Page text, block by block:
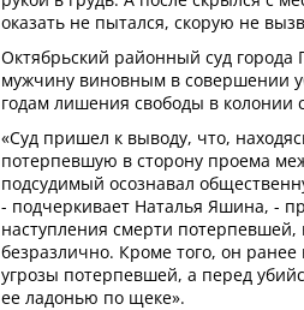
оказать не пытался, скорую не
Октябрьский районный суд города
мужчину виновным в совершении
годам лишения свободы в колонии
«Суд пришел к выводу, что,
потерпевшую в сторону проема
подсудимый осознавал
- подчеркивает Наталья Яшина, -
наступления смерти потерпевшей,
безразлично. Кроме того, он
угрозы потерпевшей, а перед
ее ладонью по щеке».